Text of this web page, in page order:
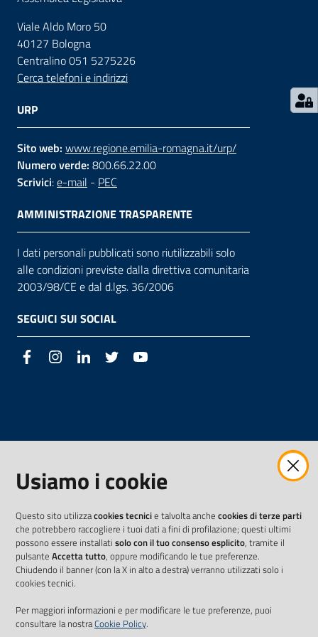
Contatti
su
Viale Aldo Moro 50
40127 Bologna
Centralino 051 5275226
Cerca telefoni e indirizzi
URP
Sito web: www.regione.emilia-romagna.it/urp/
Numero verde: 800.66.22.00
Scrivici:e-mail - PEC
AMMINISTRAZIONE TRASPARENTE
I dati personali pubblicati sono riutilizzabili solo
alle condizioni previste dalla direttiva comunitaria
2003/98/CE e dal d.lgs. 36/2006
SEGUICI SUI SOCIAL
FacebookInstagramLinkedIn Twitter
Usiamo i cookie
Questo sito utilizzacookies tecnicie talvolta anche cookies di terze parti
che potrebbero raccogliere i tuoi dati a fini di profilazione; questi ultimi
possono essere installati solo con il tuo consenso esplicito, tramite il
pulsante Accetta tutto, oppure modificando le tue preferenze.
Chiudendo il banner (con la X in alto a destra) verranno utilizzati solo i
cookies tecnici.
Per maggiori informazioni e per modificare le tue preferenze, puoi
consultare la nostraCookie Policy.